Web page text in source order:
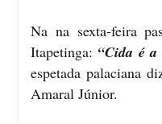
Na na sexta-feira
Itapetinga: “Cida é
espetada palaciana
Amaral Júnior.